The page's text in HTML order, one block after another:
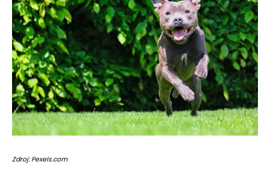
Zdroj: Pexels.com
D
o
p
o
r
u
č
u
j
e
e